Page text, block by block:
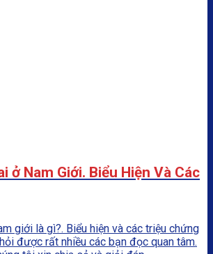
ở Nam Giới. Biểu Hiện Và Các
giới là gì?. Biểu hiện và các triệu chứng
được rất nhiều các bạn đọc quan tâm.